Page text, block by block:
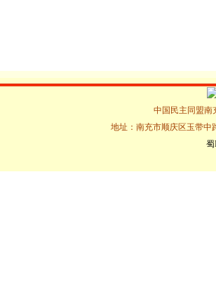
中国民主同盟南
地址：南充市顺庆区玉带中
蜀